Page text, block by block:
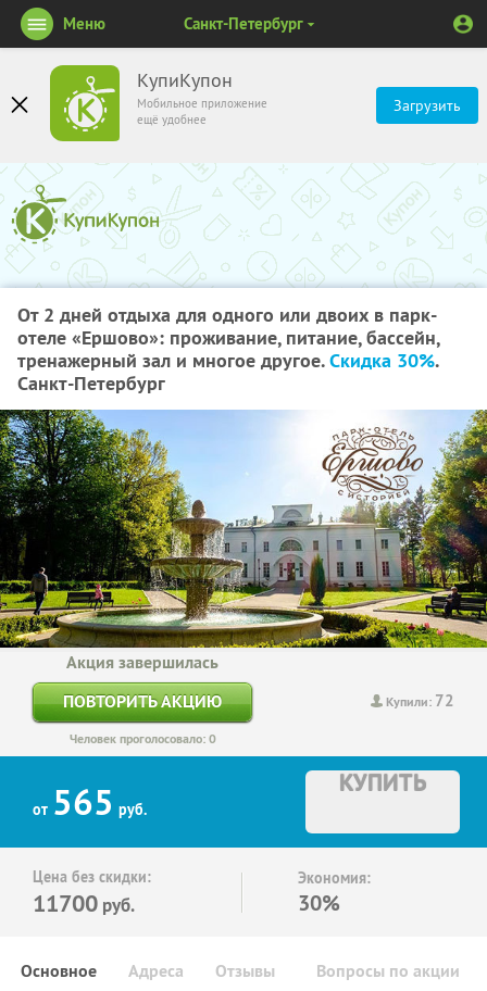
КупиКупон
Мобильное приложение
ещё удобнее
Загрузить
Меню Санкт-Петербург
От 2 дней отдыха для одного или двоих в парк-
отеле «Ершово»: проживание, питание, бассейн,
тренажерный зал и многое другое.Скидка 30%.
Санкт-Петербург
Купили: 72
Акция завершилась
ПОВТОРИТЬ АКЦИЮ
Человек проголосовало: 0
от 565 руб.
КУПИТЬ
Цена без скидки:
11700 руб.
Экономия:
30%
Основное Отзывы Вопросы по акции
Адреса